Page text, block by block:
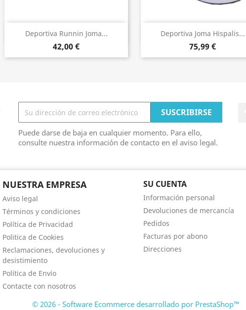
Deportiva Runnin Joma...
42,00 €
Vista rápida Deportiva Joma Hispalis...
75,99 €
Vista rápida
Puede darse de baja en cualquier momento. Para ello,
consulte nuestra información de contacto en el aviso legal.
NUESTRA EMPRESA
Aviso legal
Términos y condiciones
Política de Privacidad
Politica de Cookies
Reclamaciones, devoluciones y
desistimiento
Política de Envío
Contacte con nosotros
SU CUENTA
Información personal
Devoluciones de mercancía
Pedidos
Facturas por abono
Direcciones
© 2026 - Software Ecommerce desarrollado por PrestaShop™